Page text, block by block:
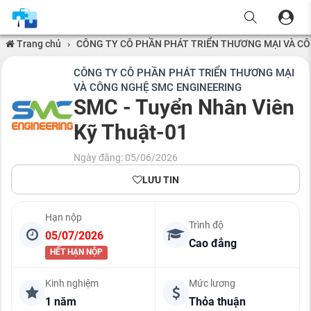
Trang chủ › CÔNG TY CÔ PHẦN PHÁT TRIỂN THƯƠNG MẠI VÀ
CÔNG TY CÔ PHẦN PHÁT TRIỂN THƯƠNG MẠI
VÀ CÔNG NGHỆ SMC ENGINEERING
SMC - Tuyển Nhân Viên
Kỹ Thuật-01
Ngày đăng: 05/06/2026
LƯU TIN
Hạn nộp
05/07/2026
HẾT HẠN NỘP
Trình độ
Cao đẳng
Kinh nghiệm
1 năm
Mức lương
Thỏa thuận